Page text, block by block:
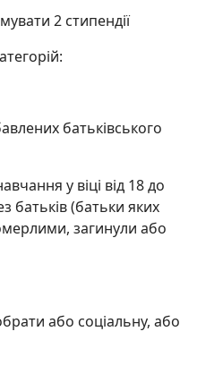
2 стипендії
батьківського
у віці від 18 до
батьків (батьки яких
загинули або
або соціальну, або